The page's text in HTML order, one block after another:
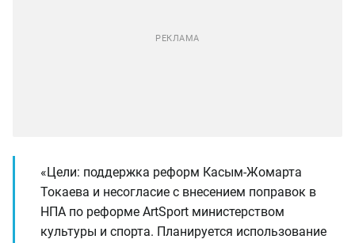
«Цели: поддержка реформ Касым-Жомарта
Токаева и несогласие с внесением поправок в
НПА по реформе ArtSport министерством
культуры и спорта. Планируется использование